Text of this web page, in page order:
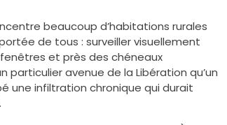
beaucoup d’habitations rurales
de tous : surveiller visuellement
et près des chéneaux
particulier avenue de la Libération qu’un
une infiltration chronique qui durait